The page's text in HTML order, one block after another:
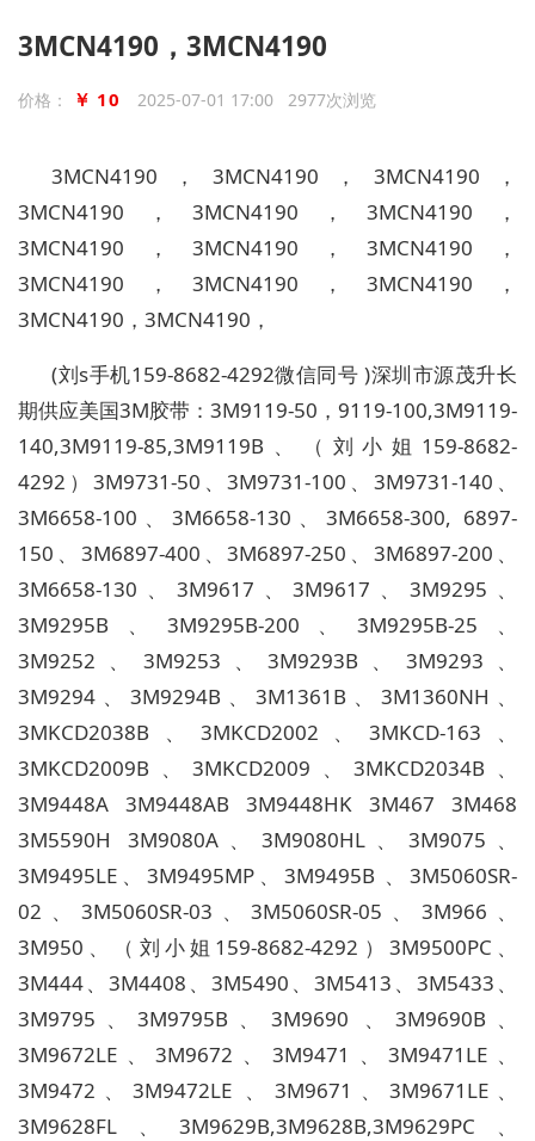
3MCN4190，3MCN4190
价格： ￥ 10 2025-07-01 17:00 2977次浏览
3MCN4190，3MCN4190，3MCN4190，
3MCN4190，3MCN4190，3MCN4190，
3MCN4190，3MCN4190，3MCN4190，
3MCN4190，3MCN4190，3MCN4190，
3MCN4190，3MCN4190，
(刘s手机159-8682-4292微信同号 )深圳市源茂升长
期供应美国3M胶带：3M9119-50，9119-100,3M9119-
140,3M9119-85,3M9119B、（刘小姐159-8682-
4292）3M9731-50、3M9731-100、3M9731-140、
3M6658-100、3M6658-130、3M6658-300, 6897-
150、3M6897-400、3M6897-250、3M6897-200、
3M6658-130、3M9617、3M9617、3M9295、
3M9295B、3M9295B-200、3M9295B-25、
3M9252、3M9253、3M9293B、3M9293、
3M9294、3M9294B、3M1361B、3M1360NH、
3MKCD2038B、3MKCD2002、3MKCD-163、
3MKCD2009B、3MKCD2009、3MKCD2034B、
3M9448A 3M9448AB 3M9448HK 3M467 3M468
3M5590H 3M9080A、3M9080HL、3M9075、
3M9495LE、3M9495MP、3M9495B 、3M5060SR-
02、3M5060SR-03、3M5060SR-05、3M966、
3M950、（刘小姐159-8682-4292）3M9500PC、
3M444、3M4408、3M5490、3M5413、3M5433、
3M9795、3M9795B、3M9690 、3M9690B、
3M9672LE、3M9672、3M9471、3M9471LE、
3M9472、3M9472LE 、3M9671、3M9671LE、
3M9628FL、3M9629B,3M9628B,3M9629PC、